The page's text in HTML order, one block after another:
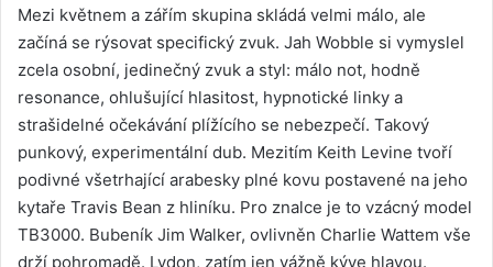
Mezi květnem a zářím skupina skládá velmi málo, ale
začíná se rýsovat specifický zvuk. Jah Wobble si vymyslel
zcela osobní, jedinečný zvuk a styl: málo not, hodně
resonance, ohlušující hlasitost, hypnotické linky a
strašidelné očekávání plížícího se nebezpečí. Takový
punkový, experimentální dub. Mezitím Keith Levine tvoří
podivné všetrhající arabesky plné kovu postavené na jeho
kytaře Travis Bean z hliníku. Pro znalce je to vzácný model
TB3000. Bubeník Jim Walker, ovlivněn Charlie Wattem vše
drží pohromadě. Lydon, zatím jen vážně kýve hlavou.